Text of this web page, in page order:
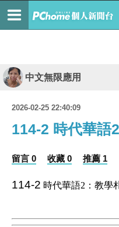
中文無限應用
2026-02-25 22:40:09
114-2 時代華語
留言 0 收藏 0 推薦 1
114-2 時代華語2：教學